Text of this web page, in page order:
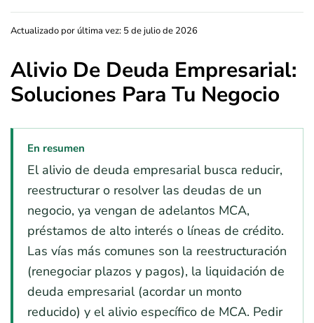
Actualizado por última vez: 5 de julio de 2026
Alivio De Deuda Empresarial:
Soluciones Para Tu Negocio
En resumen
El alivio de deuda empresarial busca reducir,
reestructurar o resolver las deudas de un
negocio, ya vengan de adelantos MCA,
préstamos de alto interés o líneas de crédito.
Las vías más comunes son la reestructuración
(renegociar plazos y pagos), la liquidación de
deuda empresarial (acordar un monto
reducido) y el alivio específico de MCA. Pedir